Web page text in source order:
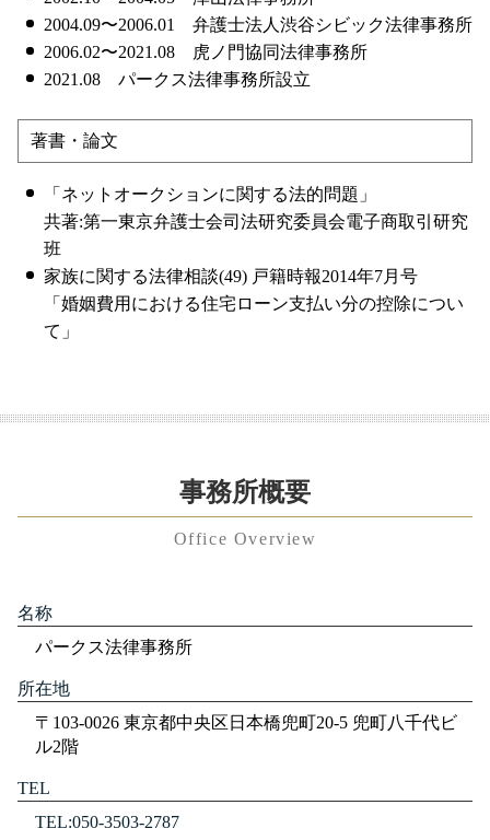
2004.09〜2006.01 弁護士法人渋谷シビック法律事務所
2006.02〜2021.08 虎ノ門協同法律事務所
2021.08 パークス法律事務所設立
著書・論文
「ネットオークションに関する法的問題」
共著:第一東京弁護士会司法研究委員会電子商取引研究
班
家族に関する法律相談(49) 戸籍時報2014年7月号
「婚姻費用における住宅ローン支払い分の控除につい
て」
事務所概要
Office Overview
名称
パークス法律事務所
所在地
〒103-0026 東京都中央区日本橋兜町20-5 兜町八千代ビ
ル2階
TEL
TEL:050-3503-2787